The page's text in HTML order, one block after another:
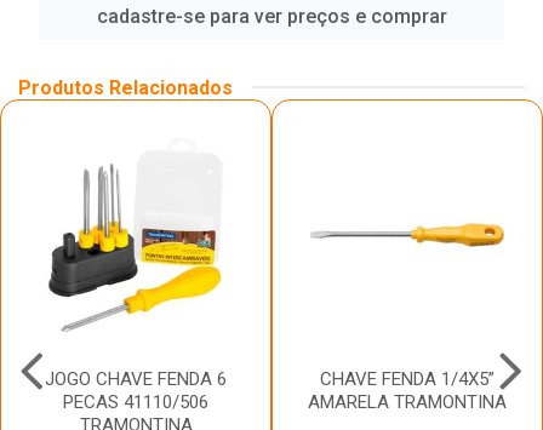
cadastre-se para ver preços e comprar
Produtos Relacionados
JOGO CHAVE FENDA 6
PECAS 41110/506
TRAMONTINA
CHAVE FENDA 1/4X5”
AMARELA TRAMONTINA